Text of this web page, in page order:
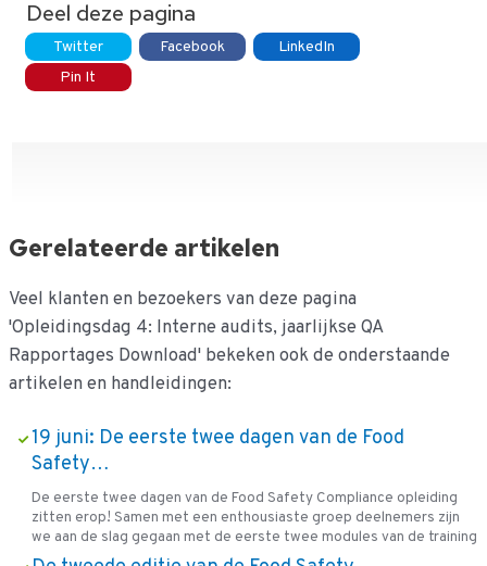
Deel deze pagina
Twitter Facebook
LinkedIn
Pin It
Gerelateerde artikelen
Veel klanten en bezoekers van deze pagina
'Opleidingsdag 4: Interne audits, jaarlijkse QA
Rapportages Download' bekeken ook de onderstaande
artikelen en handleidingen:
19 juni: De eerste twee dagen van de Food
Safety…
De eerste twee dagen van de Food Safety Compliance opleiding
zitten erop! Samen met een enthousiaste groep deelnemers zijn
we aan de slag gegaan met de eerste twee modules van de training